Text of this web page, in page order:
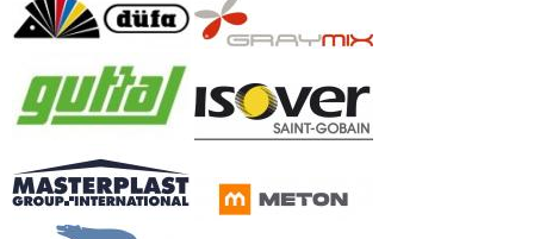
+36 70 424 0199